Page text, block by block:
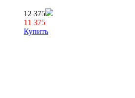
12 375
11 375
Купить